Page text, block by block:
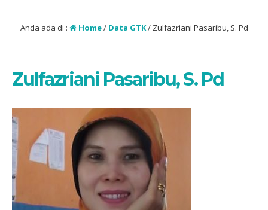
Anda ada di : Home/ Data GTK/ Zulfazriani Pasaribu, S. Pd
Zulfazriani Pasaribu, S. Pd